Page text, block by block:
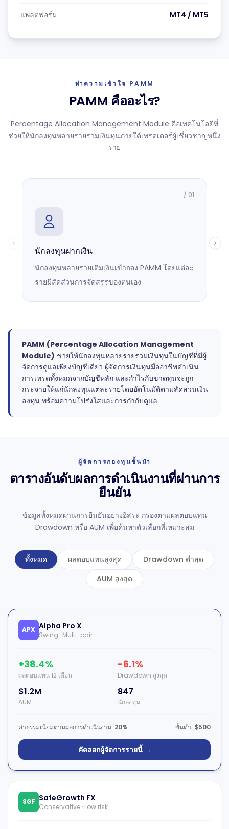
แพลตฟอร์ม MT4 / MT5
ทำความเข้าใจ PAMM
PAMM คืออะไร?
Percentage Allocation Management Module คือเทคโนโลยีที่
ช่วยให้นักลงทุนหลายรายรวมเงินทุนภายใต้เทรดเดอร์ผู้เชี่ยวชาญหนึ่ง
ราย
/ 01
นักลงทุนฝากเงิน
นักลงทุนหลายรายเติมเงินเข้ากอง PAMM โดยแต่ละ
รายมีสัดส่วนการจัดสรรของตนเอง
PAMM (Percentage Allocation Management
Module) ช่วยให้นักลงทุนหลายรายรวมเงินทุนในบัญชีที่มีผู้
จัดการดูแลเพียงบัญชีเดียว ผู้จัดการเงินทุนมืออาชีพดำเนิน
การเทรดทั้งหมดจากบัญชีหลัก และกำไรกับขาดทุนจะถูก
กระจายให้แก่นักลงทุนแต่ละรายโดยอัตโนมัติตามสัดส่วนเงิน
ลงทุน พร้อมความโปร่งใสและการกำกับดูแล
ผู้จัดการกองทุนชั้นนำ
ตารางอันดับผลการดำเนินงานที่ผ่านการ
ยืนยัน
ข้อมูลทั้งหมดผ่านการยืนยันอย่างอิสระ กรองตามผลตอบแทน
Drawdown หรือ AUM เพื่อค้นหาตัวเลือกที่เหมาะสม
ทั้งหมด ผลตอบแทนสูงสุด
Drawdown ต่ำสุด
AUM สูงสุด
APX Alpha Pro X
Swing · Multi-pair
+38.4%
ผลตอบแทน 12 เดือน
-6.1%
Drawdown สูงสุด
$1.2M
AUM
847
นักลงทุน
ค่าธรรมเนียมตามผลการดำเนินงาน: 20% ขั้นต่ำ: $500
คัดลอกผู้จัดการรายนี้ →
SGF SafeGrowth FX
Conservative · Low risk